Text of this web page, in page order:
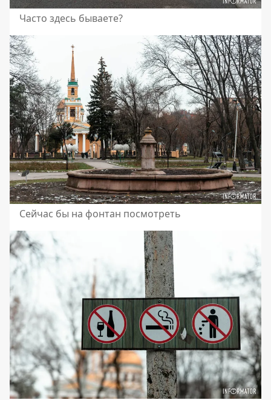
Часто здесь бываете?
Сейчас бы на фонтан посмотреть